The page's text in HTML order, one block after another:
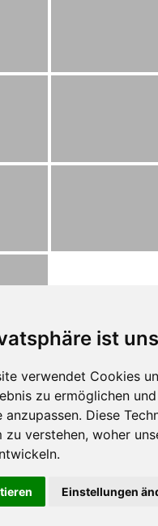
ist
verwendet Cookies
zu ermöglichen
anzupassen. Diese
zu verstehen, woher
Einstellungen
für den
gehen wir von deinem